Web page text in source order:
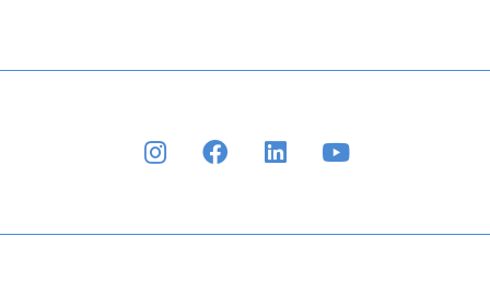
INSTAGRAMFACEBOOKLINKEDIN